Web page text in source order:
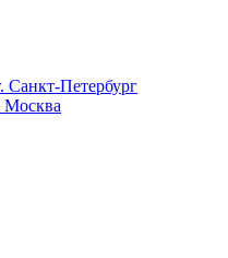
Санкт-Петербург
Москва